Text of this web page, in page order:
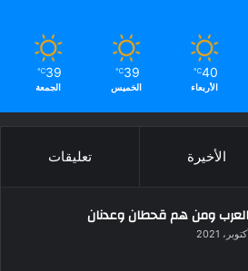
40
℃
الأربعاء
39
℃
الخميس
39
℃
الجمعة
الأخيرة تعليقات
ومن هم قحطان وعدنان